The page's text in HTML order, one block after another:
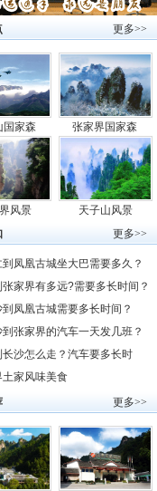
更多>>
国家森 张家界国家森
风景
天子山风景
更多>>
到凤凰古城坐大巴需要多久？
家界有多远?需要多长时间？
到凤凰古城需要多长时间？
到张家界的汽车一天发几班？
长沙怎么走？汽车要多长时
土家风味美食
更多>>